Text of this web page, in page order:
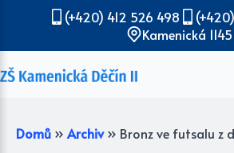
(+420) 412 526 498
Kamenická 1145
Domů » Archiv » Bronz ve futsalu z